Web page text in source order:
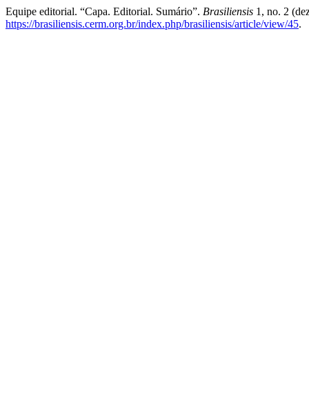
Equipe editorial. “Capa. Editorial. Sumário”. Brasiliensis 1, no. 2
https://brasiliensis.cerm.org.br/index.php/brasiliensis/article/view/45.